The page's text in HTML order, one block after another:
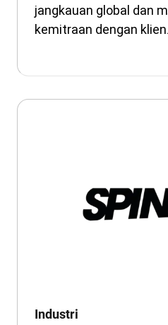
jangkauan global dan
kemitraan dengan klien.
Industri